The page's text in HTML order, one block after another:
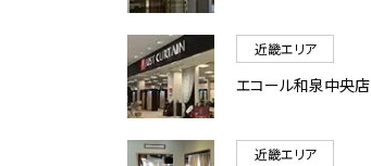
近畿エリア
エコール和泉中央店
近畿エリア